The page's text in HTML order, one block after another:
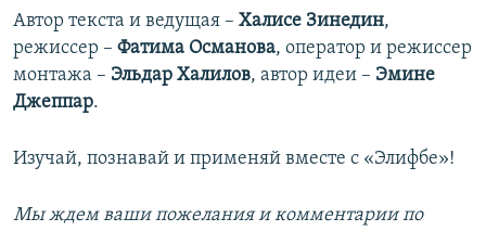
Автор текста и ведущая – Халисе Зинедин,
режиссер – Фатима Османова, оператор и режиссер
монтажа – Эльдар Халилов, автор идеи – Эмине
Джеппар.
Изучай, познавай и применяй вместе с «Элифбе»!
Мы ждем ваши пожелания и комментарии по